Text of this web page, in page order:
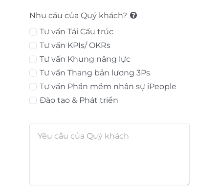
Nhu cầu của Quý khách?
Tư vấn Tái Cấu trúc
Tư vấn KPIs/ OKRs
Tư vấn Khung năng lực
Tư vấn Thang bản lương 3Ps
Tư vấn Phần mềm nhân sự iPeople
Đào tạo & Phát triển